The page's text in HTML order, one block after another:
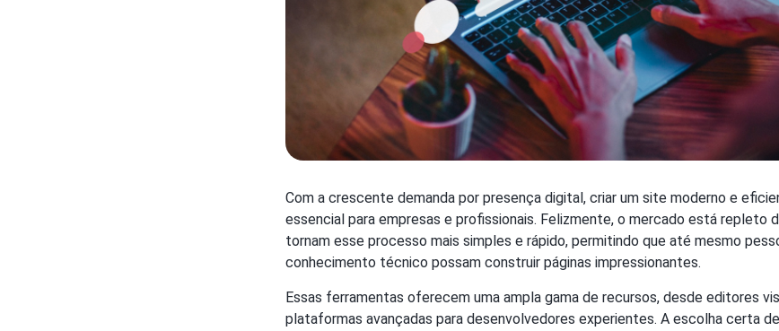
Com a crescente demanda por presença digital, criar um site moderno e
essencial para empresas e profissionais. Felizmente, o mercado está repleto
tornam esse processo mais simples e rápido, permitindo que até mesmo
conhecimento técnico possam construir páginas impressionantes.
Essas ferramentas oferecem uma ampla gama de recursos, desde editores
plataformas avançadas para desenvolvedores experientes. A escolha certa